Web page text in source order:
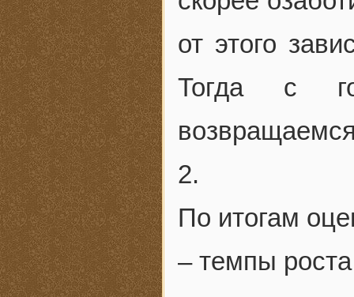
от этого
Тогда с
2.
По итогам
– темпы